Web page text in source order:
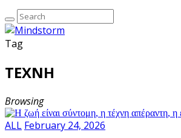
Tag
ΤΕΧΝΗ
Browsing
ALL February 24, 2026